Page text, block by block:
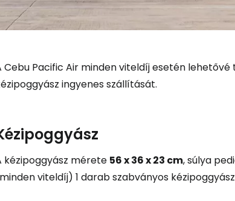
Cebu Pacific Air minden viteldíj esetén
ingyenes szállítását.
kézipoggyász mérete 56 x 36 x 23 cm, súlya
viteldíj) 1 darab szabványos